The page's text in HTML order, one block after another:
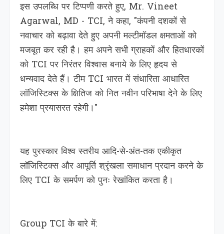
इस उपलब्धि पर टिप्पणी करते हुए, Mr. Vineet
Agarwal, MD - TCI, ने कहा, "कंपनी दशकों से
नवाचार को बढ़ावा देते हुए अपनी मल्टीमॉडल क्षमताओं को
मजबूत कर रही है। हम अपने सभी ग्राहकों और हितधारकों
को TCI पर निरंतर विश्वास बनाये के लिए हृदय से
धन्यवाद देते हैं। टीम TCI भारत में संधारिता आधारित
लॉजिस्टिक्स के क्षितिज को नित नवीन परिभाषा देने के लिए
हमेशा प्रयासरत रहेगी।"
यह पुरस्कार विश्व स्तरीय आदि-से-अंत-तक एकीकृत
लॉजिस्टिक्स और आपूर्ति श्रृंखला समाधान प्रदान करने के
लिए TCI के समर्पण को पुनः रेखांकित करता है।
Group TCI के बारे में: